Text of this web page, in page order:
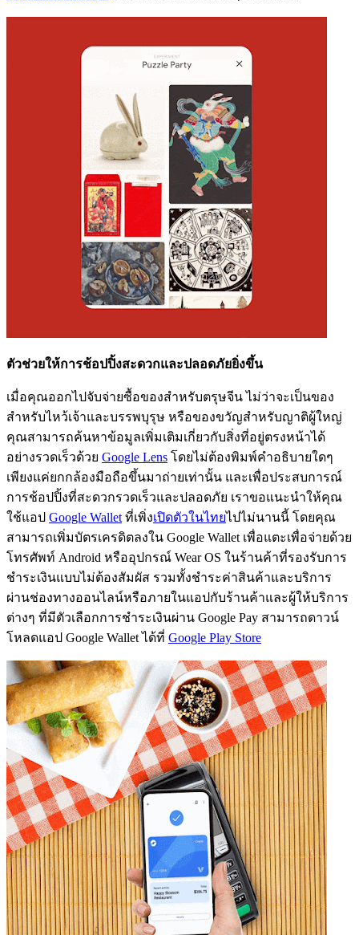
ตัวช่วยให้การช้อปปิ้งสะดวกและปลอดภัยยิ่งขึ้น
เมื่อคุณออกไปจับจ่ายซื้อของสำหรับตรุษจีน ไม่ว่าจะเป็นของ
สำหรับไหว้เจ้าและบรรพบุรุษ หรือของขวัญสำหรับญาติผู้ใหญ่
คุณสามารถค้นหาข้อมูลเพิ่มเติมเกี่ยวกับสิ่งที่อยู่ตรงหน้าได้
อย่างรวดเร็วด้วย Google Lens โดยไม่ต้องพิมพ์คำอธิบายใดๆ
เพียงแค่ยกกล้องมือถือขึ้นมาถ่ายเท่านั้น และเพื่อประสบการณ์
การช้อปปิ้งที่สะดวกรวดเร็วและปลอดภัย เราขอแนะนำให้คุณ
ใช้แอป Google Walletที่เพิ่งเปิดตัวในไทยไปไม่นานนี้ โดยคุณ
สามารถเพิ่มบัตรเครดิตลงใน Google Wallet เพื่อแตะเพื่อจ่ายด้วย
โทรศัพท์ Android หรืออุปกรณ์ Wear OS ในร้านค้าที่รองรับการ
ชำระเงินแบบไม่ต้องสัมผัส รวมทั้งชำระค่าสินค้าและบริการ
ผ่านช่องทางออนไลน์หรือภายในแอปกับร้านค้าและผู้ให้บริการ
ต่างๆ ที่มีตัวเลือกการชำระเงินผ่าน Google Pay สามารถดาวน์
โหลดแอป Google Wallet ได้ที่ Google Play Store